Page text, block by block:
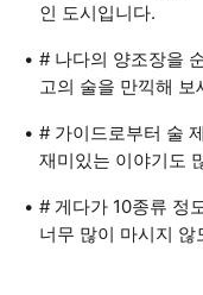
인 도시입니다.
# 나다의 양조장을
고의 술을 만끽해 보
# 가이드로부터 술
재미있는 이야기도
# 게다가 10종류 정
너무 많이 마시지 않